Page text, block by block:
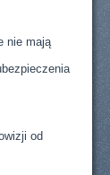
nie mają
od